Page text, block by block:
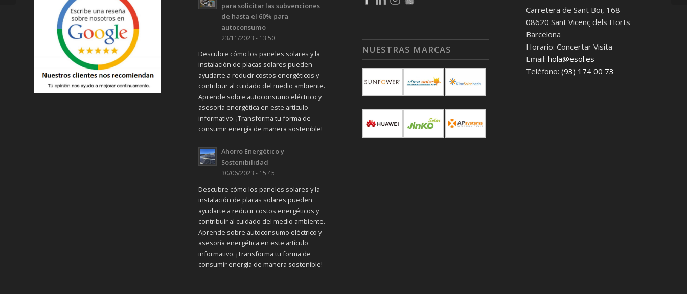
para solicitar las subvenciones
de hasta el 60% para
autoconsumo
23/11/2023 - 13:50
Descubre cómo los paneles solares y la
instalación de placas solares pueden
ayudarte a reducir costos energéticos y
contribuir al cuidado del medio ambiente.
Aprende sobre autoconsumo eléctrico y
asesoría energética en este artículo
informativo. ¡Transforma tu forma de
consumir energía de manera sostenible!
Ahorro Energético y
Sostenibilidad
30/06/2023 - 15:45
Descubre cómo los paneles solares y la
instalación de placas solares pueden
ayudarte a reducir costos energéticos y
contribuir al cuidado del medio ambiente.
Aprende sobre autoconsumo eléctrico y
asesoría energética en este artículo
informativo. ¡Transforma tu forma de
consumir energía de manera sostenible!
NUESTRAS MARCAS
Carretera de Sant Boi, 168
08620 Sant Vicenç dels Horts
Barcelona
Horario: Concertar Visita
Email: hola@esol.es
Teléfono: (93) 174 00 73